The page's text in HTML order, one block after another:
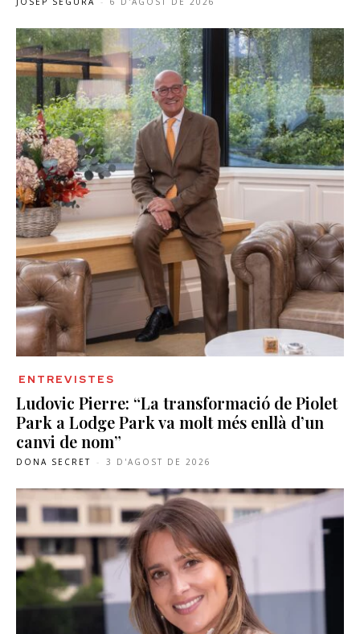
ENTREVISTES
Ludovic Pierre: “La transformació de Piolet
Park a Lodge Park va molt més enllà d’un
canvi de nom”
DONA SECRET - 3 D'AGOST DE 2026